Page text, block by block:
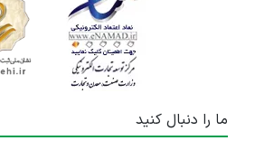
ما را دنبال کنید